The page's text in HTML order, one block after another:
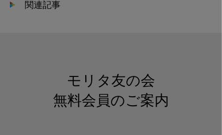
関連記事
モリタ友の会
無料会員のご案内